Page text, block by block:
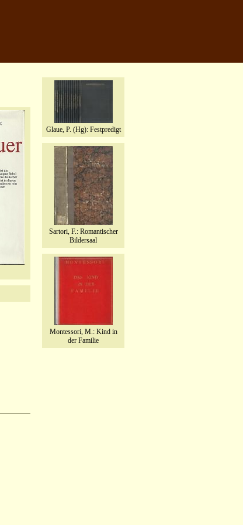
Glaue, P. (Hg): Festpredigt
Sartori, F.: Romantischer
Bildersaal
Montessori, M.: Kind in
der Familie